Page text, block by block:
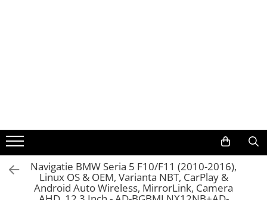
Volkswagen
Audi
Navigatie BMW Seria 5 F10/F11 (2010-2016),
Linux OS & OEM, Varianta NBT, CarPlay &
Android Auto Wireless, MirrorLink, Camera